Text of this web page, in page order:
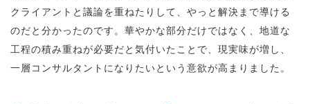
クライアントと議論を重ねたりして、やっと解決まで導ける
のだと分かったのです。華やかな部分だけではなく、地道な
工程の積み重ねが必要だと気付いたことで、現実味が増し、
一層コンサルタントになりたいという意欲が高まりました。